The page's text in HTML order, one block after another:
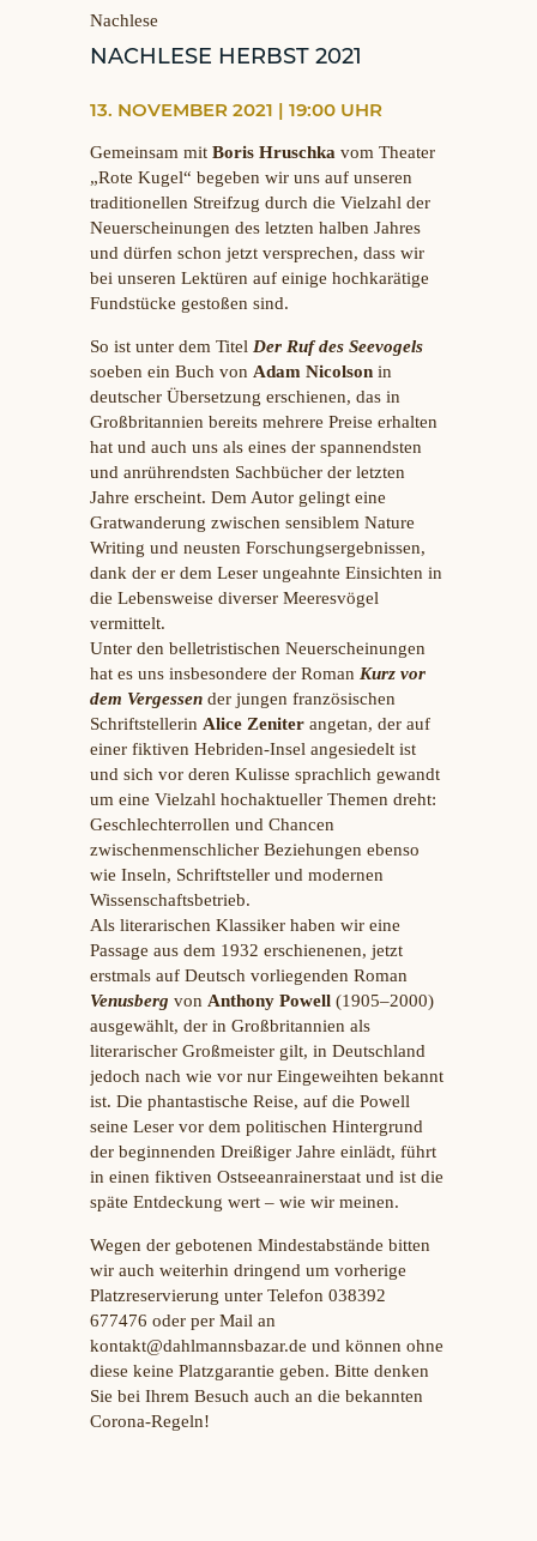
Nachlese
NACHLESE HERBST 2021
13. NOVEMBER 2021 | 19:00 UHR
Gemeinsam mit Boris Hruschka vom Theater
„Rote Kugel“ begeben wir uns auf unseren
traditionellen Streifzug durch die Vielzahl der
Neuerscheinungen des letzten halben Jahres
und dürfen schon jetzt versprechen, dass wir
bei unseren Lektüren auf einige hochkarätige
Fundstücke gestoßen sind.
So ist unter dem Titel Der Ruf des Seevogels
soeben ein Buch von Adam Nicolsonin
deutscher Übersetzung erschienen, das in
Großbritannien bereits mehrere Preise erhalten
hat und auch uns als eines der spannendsten
und anrührendsten Sachbücher der letzten
Jahre erscheint. Dem Autor gelingt eine
Gratwanderung zwischen sensiblem Nature
Writing und neusten Forschungsergebnissen,
dank der er dem Leser ungeahnte Einsichten in
die Lebensweise diverser Meeresvögel
vermittelt.
Unter den belletristischen Neuerscheinungen
hat es uns insbesondere der Roman Kurz vor
dem Vergessender jungen französischen
Schriftstellerin Alice Zeniterangetan, der auf
einer fiktiven Hebriden-Insel angesiedelt ist
und sich vor deren Kulisse sprachlich gewandt
um eine Vielzahl hochaktueller Themen dreht:
Geschlechterrollen und Chancen
zwischenmenschlicher Beziehungen ebenso
wie Inseln, Schriftsteller und modernen
Wissenschaftsbetrieb.
Als literarischen Klassiker haben wir eine
Passage aus dem 1932 erschienenen, jetzt
erstmals auf Deutsch vorliegenden Roman
Venusberg von Anthony Powell(1905–2000)
ausgewählt, der in Großbritannien als
literarischer Großmeister gilt, in Deutschland
jedoch nach wie vor nur Eingeweihten bekannt
ist. Die phantastische Reise, auf die Powell
seine Leser vor dem politischen Hintergrund
der beginnenden Dreißiger Jahre einlädt, führt
in einen fiktiven Ostseeanrainerstaat und ist die
späte Entdeckung wert – wie wir meinen.
Wegen der gebotenen Mindestabstände bitten
wir auch weiterhin dringend um vorherige
Platzreservierung unter Telefon 038392
677476 oder per Mail an
kontakt@dahlmannsbazar.de und können ohne
diese keine Platzgarantie geben. Bitte denken
Sie bei Ihrem Besuch auch an die bekannten
Corona-Regeln!